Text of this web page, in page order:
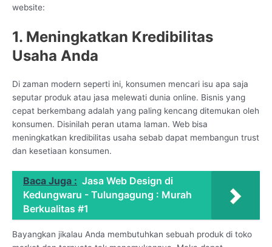
website:
1. Meningkatkan Kredibilitas
Usaha Anda
Di zaman modern seperti ini, konsumen mencari isu apa saja
seputar produk atau jasa melewati dunia online. Bisnis yang
cepat berkembang adalah yang paling kencang ditemukan oleh
konsumen. Disinilah peran utama laman. Web bisa
meningkatkan kredibilitas usaha sebab dapat membangun trust
dan kesetiaan konsumen.
Baca Juga : Jasa Web Design di
Kedungwaru - Tulungagung : Murah
Berkualitas #1
Bayangkan jikalau Anda membutuhkan sebuah produk di toko